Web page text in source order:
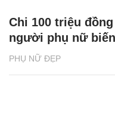
PHỤ NỮ ĐẸP
Chi 100 triệu
người phụ nữ